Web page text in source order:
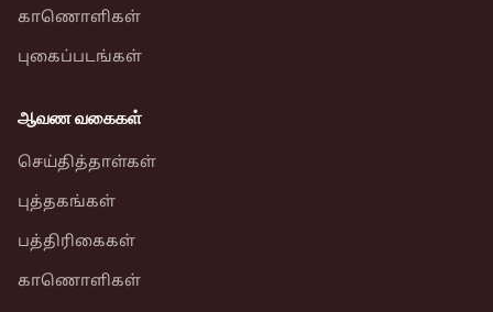
காணொளிகள்
புகைப்படங்கள்
ஆவண வகைகள்
செய்தித்தாள்கள்
புத்தகங்கள்
பத்திரிகைகள்
காணொளிகள்